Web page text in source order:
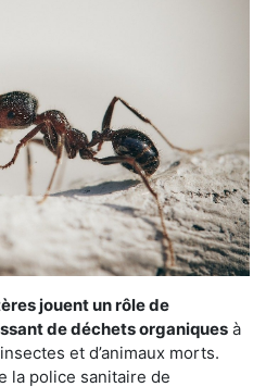
jouent un rôle de
de déchets organiques à
et d’animaux morts.
la police sanitaire de